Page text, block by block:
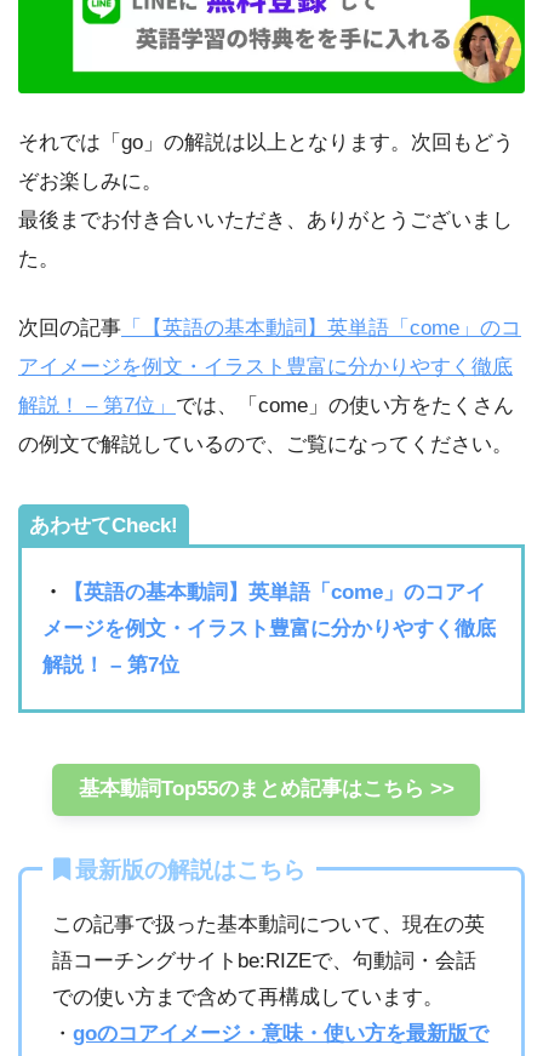
それでは「go」の解説は以上となります。次回もどう
ぞお楽しみに。
最後までお付き合いいただき、ありがとうございまし
た。
次回の記事 「【英語の基本動詞】英単語「come」のコ
アイメージを例文・イラスト豊富に分かりやすく徹底
解説！ – 第7位」 では、「come」の使い方をたくさん
の例文で解説しているので、ご覧になってください。
あわせてCheck!
・
【英語の基本動詞】英単語「come」のコアイ
メージを例文・イラスト豊富に分かりやすく徹底
解説！ – 第7位
基本動詞Top55のまとめ記事はこちら >>
最新版の解説はこちら
この記事で扱った基本動詞について、現在の英
語コーチングサイトbe:RIZEで、句動詞・会話
での使い方まで含めて再構成しています。
・ goのコアイメージ・意味・使い方を最新版で